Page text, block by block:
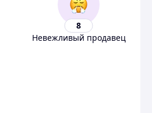
8
Невежливый продавец